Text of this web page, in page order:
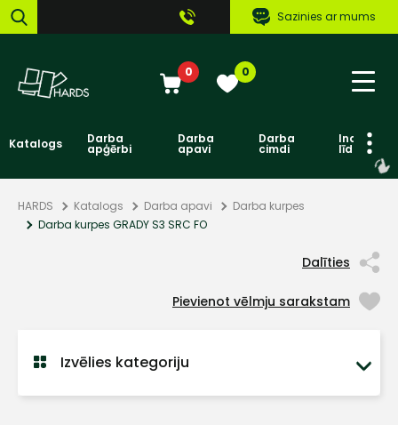
Sazinies ar mums
0 0
Katalogs Darba
apģērbi
Darba
apavi
Darba
cimdi līdzekļi
HARDS Katalogs Darba apavi
Darba kurpes
Darba kurpes GRADY S3 SRC FO
Dalīties
Pievienot vēlmju sarakstam
Izvēlies kategoriju